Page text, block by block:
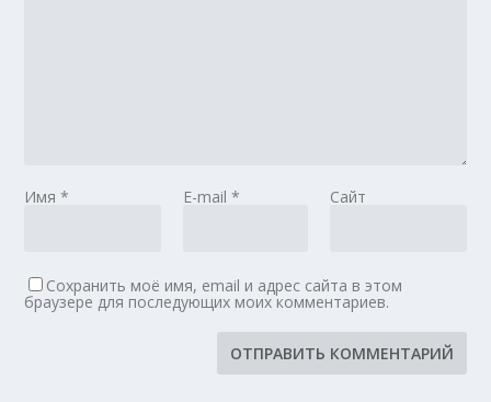
Имя* E-mail * Сайт
Сохранить моё имя, email и адрес сайта в этом
браузере для последующих моих комментариев.